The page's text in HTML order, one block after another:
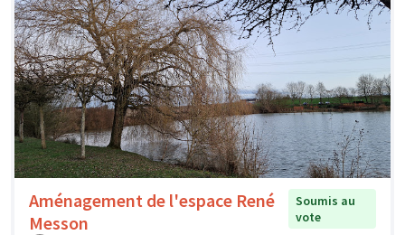
Aménagement de l'espace René
Messon
Soumis au
vote